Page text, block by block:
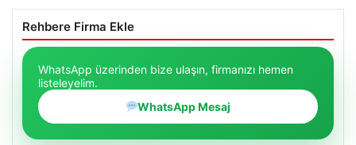
Rehbere Firma Ekle
WhatsApp üzerinden bize ulaşın, firmanızı hemen
listeleyelim.
WhatsApp Mesaj